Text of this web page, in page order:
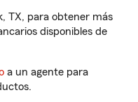
TX, para obtener más
disponibles de
a un agente para